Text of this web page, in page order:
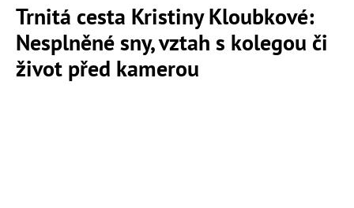
Trnitá cesta Kristiny Kloubkové:
Nesplněné sny, vztah s kolegou či
život před kamerou